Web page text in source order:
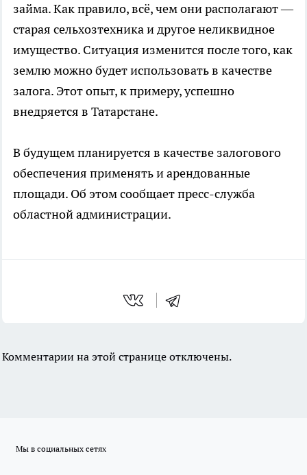
займа. Как правило, всё, чем они располагают —
старая сельхозтехника и другое неликвидное
имущество. Ситуация изменится после того, как
землю можно будет использовать в качестве
залога. Этот опыт, к примеру, успешно
внедряется в Татарстане.
В будущем планируется в качестве залогового
обеспечения применять и арендованные
площади. Об этом сообщает пресс-служба
областной администрации.
Комментарии на этой странице отключены.
Мы в социальных сетях